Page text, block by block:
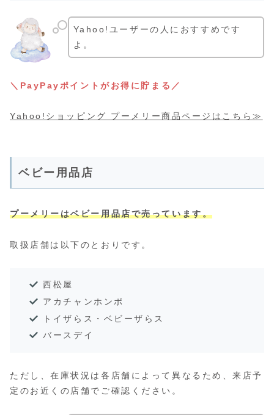
Yahoo!ユーザーの人におすすめです
よ。
＼PayPayポイントがお得に貯まる／
Yahoo!ショッピング プーメリー商品ページはこちら≫
ベビー用品店
プーメリーはベビー用品店で売っています。
取扱店舗は以下のとおりです。
西松屋
アカチャンホンポ
トイザらス・ベビーザらス
バースデイ
ただし、在庫状況は各店舗によって異なるため、来店予
定のお近くの店舗でご確認ください。